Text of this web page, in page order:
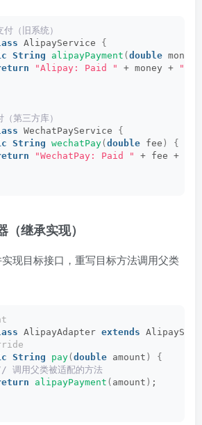
（旧系统）
AlipayService {
String alipayPayment ( double money
"Alipay: Paid " + money +
"
第三方库）
WechatPayService {
String wechatPay( double fee )
{
"WechatPay: Paid " + fee +
继承实现）
现目标接口，重写目标方法调用父类
AlipayAdapter extends
String pay( double amount )
{
调用父类被适配的方法
alipayPayment ( amount ) ;